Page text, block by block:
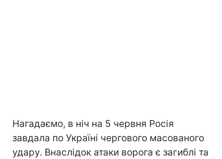
Нагадаємо, в ніч на 5 червня Росія
завдала по Україні чергового масованого
удару. Внаслідок атаки ворога є загиблі та